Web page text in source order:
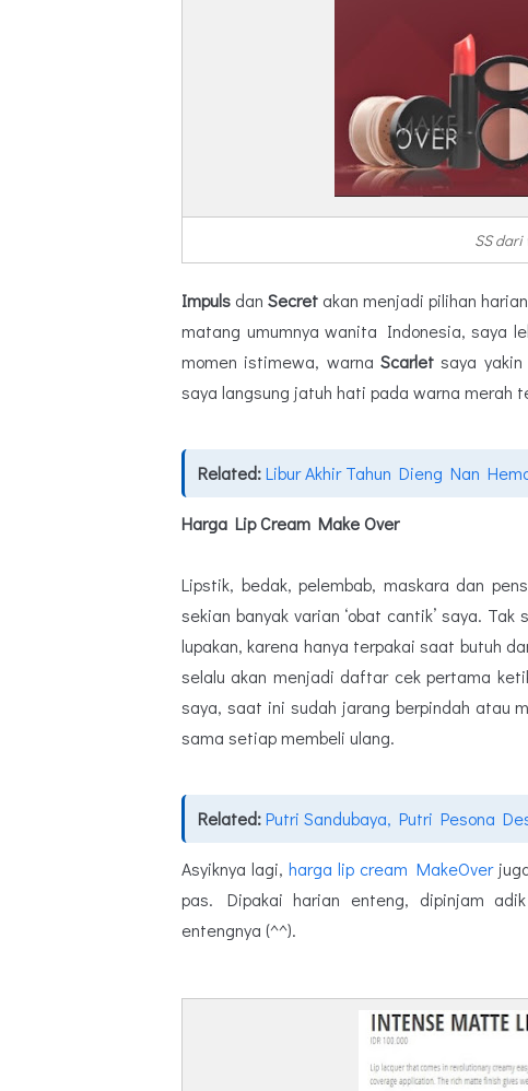
SS dari
Impuls dan Secret akan menjadi pilihan
matang umumnya wanita Indonesia, saya
momen istimewa, warna Scarletsaya
saya langsung jatuh hati pada warna merah
Related:Libur Akhir Tahun Dieng Nan
Harga Lip Cream Make Over
Lipstik, bedak, pelembab, maskara dan
sekian banyak varian ‘obat cantik’ saya.
lupakan, karena hanya terpakai saat butuh
selalu akan menjadi daftar cek pertama
saya, saat ini sudah jarang berpindah atau
sama setiap membeli ulang.
Related:Putri Sandubaya, Putri Pesona
Asyiknya lagi,harga lip cream MakeOver
pas. Dipakai harian enteng, dipinjam
entengnya (^^).